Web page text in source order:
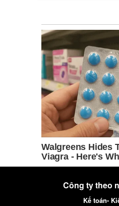
Công ty theo
Kế toán-